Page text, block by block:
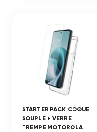
STARTER PACK COQUE
SOUPLE + VERRE
TREMPE MOTOROLA